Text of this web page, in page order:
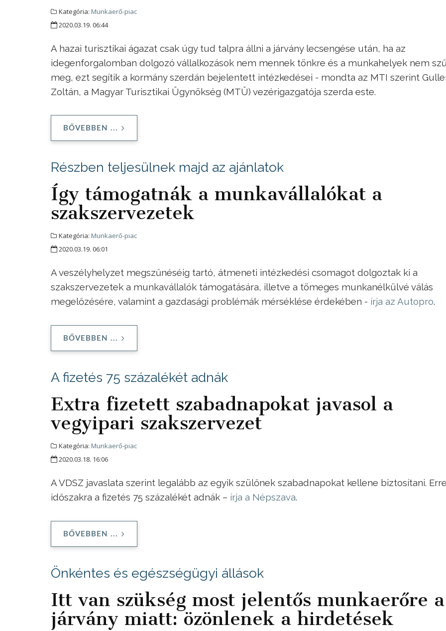
Kategória: Munkaerő-piac
2020.03.19. 06:44
A hazai turisztikai ágazat csak úgy tud talpra állni a járvány lecsengése után, ha az
idegenforgalomban dolgozó vállalkozások nem mennek tönkre és a munkahelyek nem
meg, ezt segítik a kormány szerdán bejelentett intézkedései - mondta az MTI szerint
Zoltán, a Magyar Turisztikai Ügynökség (MTÜ) vezérigazgatója szerda este.
BŐVEBBEN ...
Részben teljesülnek majd az ajánlatok
Így támogatnák a munkavállalókat a
szakszervezetek
Kategória: Munkaerő-piac
2020.03.19. 06:01
A veszélyhelyzet megszűnéséig tartó, átmeneti intézkedési csomagot dolgoztak ki a
szakszervezetek a munkavállalók támogatására, illetve a tömeges munkanélkülvé válás
megelőzésére, valamint a gazdasági problémák mérséklése érdekében - írja az Autopro.
BŐVEBBEN ...
A fizetés 75 százalékét adnák
Extra fizetett szabadnapokat javasol a
vegyipari szakszervezet
Kategória: Munkaerő-piac
2020.03.18. 16:06
A VDSZ javaslata szerint legalább az egyik szülőnek szabadnapokat kellene biztosítani.
időszakra a fizetés 75 százalékét adnák – írja a Népszava.
BŐVEBBEN ...
Önkéntes és egészségügyi állások
Itt van szükség most jelentős munkaerőre a
járvány miatt: özönlenek a hirdetések